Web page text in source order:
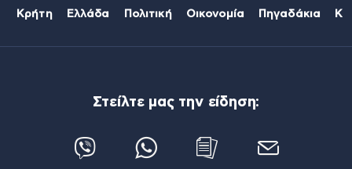
Κρήτη Ελλάδα Πολιτική Οικονομία Πηγαδάκια
Στείλτε μας την είδηση: